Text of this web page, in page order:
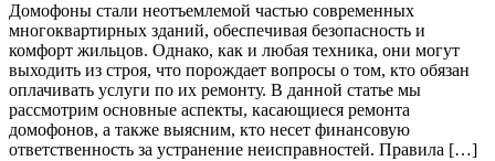
Домофоны стали неотъемлемой частью современных
многоквартирных зданий, обеспечивая безопасность и
комфорт жильцов. Однако, как и любая техника, они могут
выходить из строя, что порождает вопросы о том, кто обязан
оплачивать услуги по их ремонту. В данной статье мы
рассмотрим основные аспекты, касающиеся ремонта
домофонов, а также выясним, кто несет финансовую
ответственность за устранение неисправностей. Правила […]